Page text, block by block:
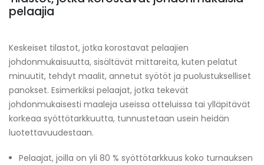
pelaajia
Keskeiset tilastot, jotka korostavat pelaajien
johdonmukaisuutta, sisältävät mittareita, kuten pelatut
minuutit, tehdyt maalit, annetut syötöt ja puolustukselliset
panokset. Esimerkiksi pelaajat, jotka tekevät
johdonmukaisesti maaleja useissa otteluissa tai ylläpitävät
korkeaa syöttötarkkuutta, tunnustetaan usein heidän
luotettavuudestaan.
Pelaajat, joilla on yli 80 % syöttötarkkuus koko turnauksen